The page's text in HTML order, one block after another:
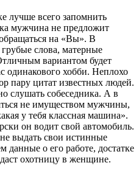
лучше всего запомнить
мужчина не предложит
на «Вы». В
слова, матерные
вариантом будет
одинакового хобби. Неплохо
пару цитат известных людей.
слушать собеседника. А в
не имуществом мужчины,
у тебя классная машина».
он водит свой автомобиль.
выдать свои истинные
данные о его работе, достатке
охотницу в женщине.